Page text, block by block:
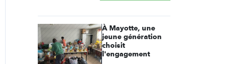
À Mayotte, une
jeune génération
choisit
l'engagement